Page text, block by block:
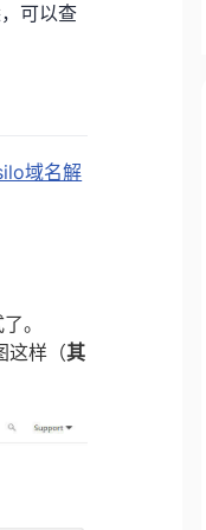
可以查
域名解
。
这样（其